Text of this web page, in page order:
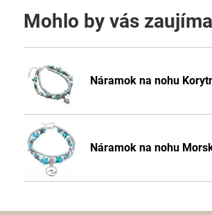
Mohlo by vás
Náramok na nohu
Náramok na nohu